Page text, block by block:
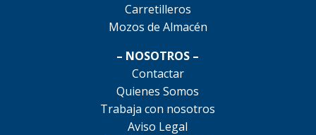
Carretilleros
Mozos de Almacén
– NOSOTROS –
Contactar
Quienes Somos
Trabaja con nosotros
Aviso Legal